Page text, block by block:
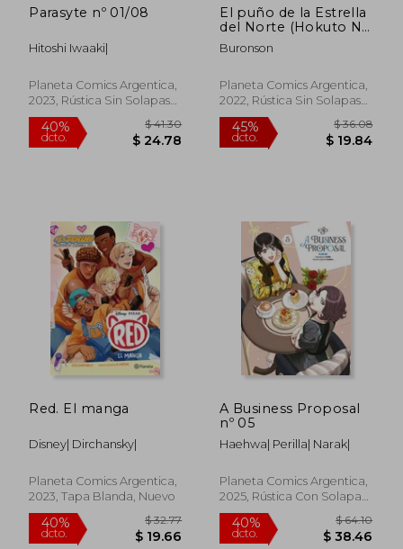
Parasyte nº 01/08
Hitoshi Iwaaki|
Planeta Comics Argentica,
2023, Rústica Sin Solapas
Con S/cub., Nuevo
40%
dcto.
$ 41.30
$ 24.78
El puño de la Estrella
del Norte (Hokuto No
Ken) n
Buronson
Planeta Comics Argentica,
2022, Rústica Sin Solapas
Con S/cub., Nuevo
45%
dcto. $
Red. El manga
Disney| Dirchansky|
Planeta Comics Argentica,
2023, Tapa Blanda, Nuevo
A Business Proposal
nº 05
Haehwa| Perilla| Narak|
Planeta Comics Argentica,
2025, Rústica Con Solapas,
Nuevo